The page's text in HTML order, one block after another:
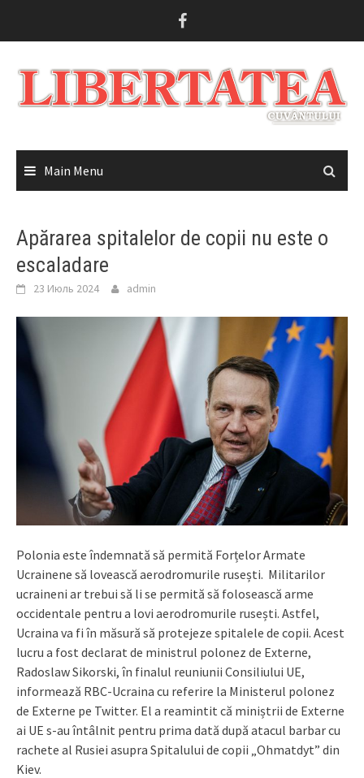
Main Menu
Apărarea spitalelor de copii nu este o
escaladare
23 Июль 2024 admin
Polonia este îndemnată să permită Forțelor Armate
Ucrainene să lovească aerodromurile rusești. Militarilor
ucraineni ar trebui să li se permită să folosească arme
occidentale pentru a lovi aerodromurile rusești. Astfel,
Ucraina va fi în măsură să protejeze spitalele de copii. Acest
lucru a fost declarat de ministrul polonez de Externe,
Radoslaw Sikorski, în finalul reuniunii Consiliului UE,
informează RBC-Ucraina cu referire la Ministerul polonez
de Externe pe Twitter. El a reamintit că miniștrii de Externe
ai UE s-au întâlnit pentru prima dată după atacul barbar cu
rachete al Rusiei asupra Spitalului de copii „Ohmatdyt” din
Kiev.